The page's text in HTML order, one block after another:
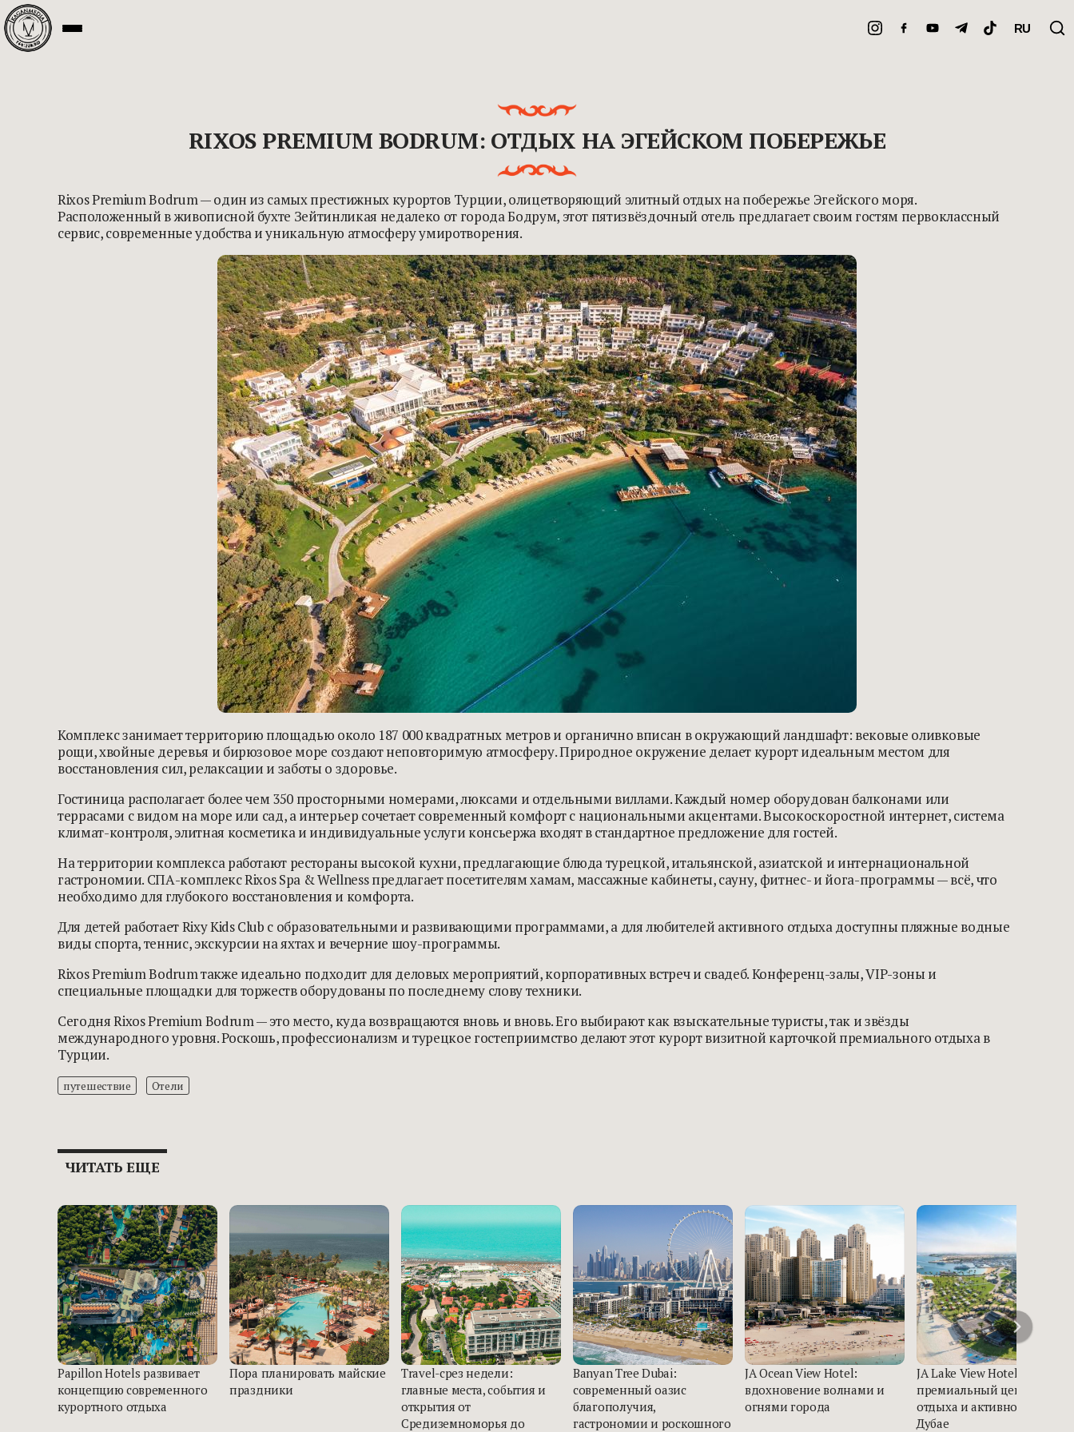
RU
RIXOS PREMIUM BODRUM: ОТДЫХ НА ЭГЕЙСКОМ ПОБЕРЕЖЬЕ
Rixos Premium Bodrum — один из самых престижных курортов Турции, олицетворяющий элитный отдых на побережье Эгейского моря.
Расположенный в живописной бухте Зейтинликая недалеко от города Бодрум, этот пятизвёздочный отель предлагает своим гостям первоклассный
сервис, современные удобства и уникальную атмосферу умиротворения.
Комплекс занимает территорию площадью около 187 000 квадратных метров и органично вписан в окружающий ландшафт: вековые оливковые
рощи, хвойные деревья и бирюзовое море создают неповторимую атмосферу. Природное окружение делает курорт идеальным местом для
восстановления сил, релаксации и заботы о здоровье.
Гостиница располагает более чем 350 просторными номерами, люксами и отдельными виллами. Каждый номер оборудован балконами или
террасами с видом на море или сад, а интерьер сочетает современный комфорт с национальными акцентами. Высокоскоростной интернет, система
климат-контроля, элитная косметика и индивидуальные услуги консьержа входят в стандартное предложение для гостей.
На территории комплекса работают рестораны высокой кухни, предлагающие блюда турецкой, итальянской, азиатской и интернациональной
гастрономии. СПА-комплекс Rixos Spa & Wellness предлагает посетителям хамам, массажные кабинеты, сауну, фитнес- и йога-программы — всё, что
необходимо для глубокого восстановления и комфорта.
Для детей работает Rixy Kids Club с образовательными и развивающими программами, а для любителей активного отдыха доступны пляжные водные
виды спорта, теннис, экскурсии на яхтах и вечерние шоу-программы.
Rixos Premium Bodrum также идеально подходит для деловых мероприятий, корпоративных встреч и свадеб. Конференц-залы, VIP-зоны и
специальные площадки для торжеств оборудованы по последнему слову техники.
Сегодня Rixos Premium Bodrum — это место, куда возвращаются вновь и вновь. Его выбирают как взыскательные туристы, так и звёзды
международного уровня. Роскошь, профессионализм и турецкое гостеприимство делают этот курорт визитной карточкой премиального отдыха в
Турции.
путешествие Отели
ЧИТАТЬ ЕЩЕ
Papillon Hotels развивает
концепцию современного
курортного отдыха
Пора планировать майские
праздники
Travel-срез недели:
главные места, события и
открытия от
Средиземноморья до
Banyan Tree Dubai:
современный оазис
благополучия,
гастрономии и роскошного
JA Ocean View Hotel:
вдохновение волнами и
огнями города
JA Lake View Hotel –
премиальный центр
отдыха и активной жизни в
Дубае